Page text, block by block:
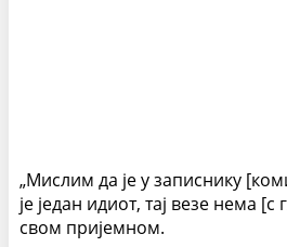
„Мислим да је у записнику
је један идиот, тај везе нема [с
свом пријемном.